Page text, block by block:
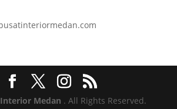
Medan . All Rights Reserved.